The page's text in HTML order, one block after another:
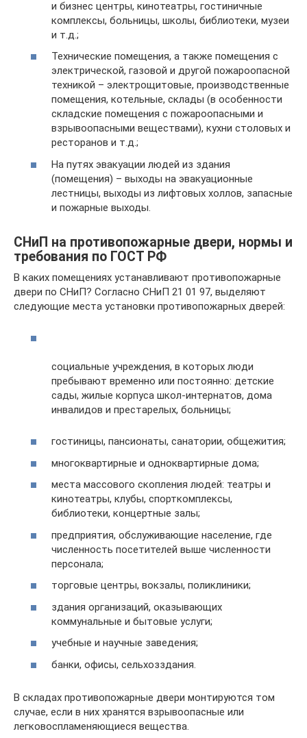
и бизнес центры, кинотеатры, гостиничные
комплексы, больницы, школы, библиотеки, музеи
и т.д.;
Технические помещения, а также помещения с
электрической, газовой и другой пожароопасной
техникой – электрощитовые, производственные
помещения, котельные, склады (в особенности
складские помещения с пожароопасными и
взрывоопасными веществами), кухни столовых и
ресторанов и т.д.;
На путях эвакуации людей из здания
(помещения) – выходы на эвакуационные
лестницы, выходы из лифтовых холлов, запасные
и пожарные выходы.
СНиП на противопожарные двери, нормы и
требования по ГОСТ РФ
В каких помещениях устанавливают противопожарные
двери по СНиП? Согласно СНиП 21 01 97, выделяют
следующие места установки противопожарных дверей:
социальные учреждения, в которых люди
пребывают временно или постоянно: детские
сады, жилые корпуса школ-интернатов, дома
инвалидов и престарелых, больницы;
гостиницы, пансионаты, санатории, общежития;
многоквартирные и одноквартирные дома;
места массового скопления людей: театры и
кинотеатры, клубы, спорткомплексы,
библиотеки, концертные залы;
предприятия, обслуживающие население, где
численность посетителей выше численности
персонала;
торговые центры, вокзалы, поликлиники;
здания организаций, оказывающих
коммунальные и бытовые услуги;
учебные и научные заведения;
банки, офисы, сельхозздания.
В складах противопожарные двери монтируются том
случае, если в них хранятся взрывоопасные или
легковоспламеняющиеся вещества.